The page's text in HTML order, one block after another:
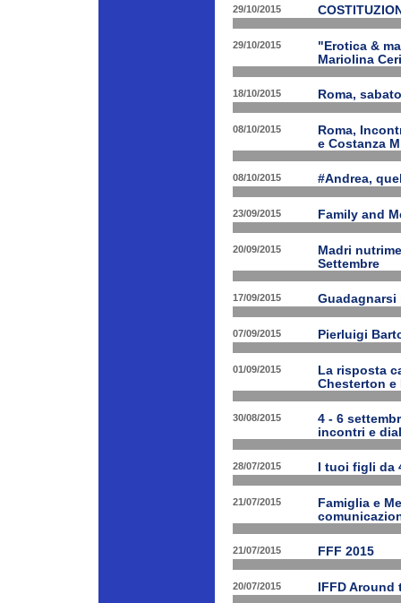
29/10/2015
29/10/2015
"Erotica &
Mariolina
18/10/2015 Roma,
08/10/2015
Roma,
e Costanza
08/10/2015 #Andrea,
23/09/2015 Family and
20/09/2015
Madri
Settembre
17/09/2015
07/09/2015 Pierluigi
01/09/2015
La risposta
Chesterton e
30/08/2015
4 - 6
incontri e
28/07/2015 I tuoi figli da
21/07/2015
Famiglia e
21/07/2015 FFF 2015
20/07/2015 IFFD